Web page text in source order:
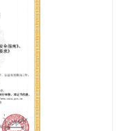
产权体系认证
运输服务
设施工程专业承包
认证